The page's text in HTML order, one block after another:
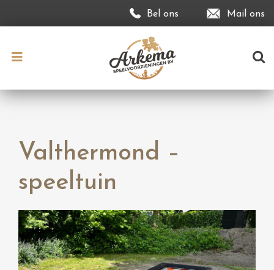
Bel ons Mail ons
Valthermond –
speeltuin